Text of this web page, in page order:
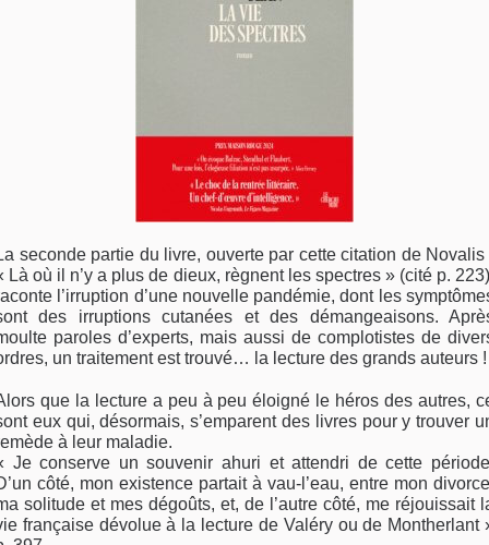
seconde partie du livre, ouverte par cette citation de Novalis
Là où il n’y a plus de dieux, règnent les spectres » (cité p.
l’irruption d’une nouvelle pandémie, dont les
des irruptions cutanées et des démangeaisons.
paroles d’experts, mais aussi de complotistes de
un traitement est trouvé… la lecture des grands auteurs !
que la lecture a peu à peu éloigné le héros des autres,
eux qui, désormais, s’emparent des livres pour y trouver
à leur maladie.
Je conserve un souvenir ahuri et attendri de cette
côté, mon existence partait à vau-l’eau, entre mon
solitude et mes dégoûts, et, de l’autre côté, me réjouissait
française dévolue à la lecture de Valéry ou de Montherlant